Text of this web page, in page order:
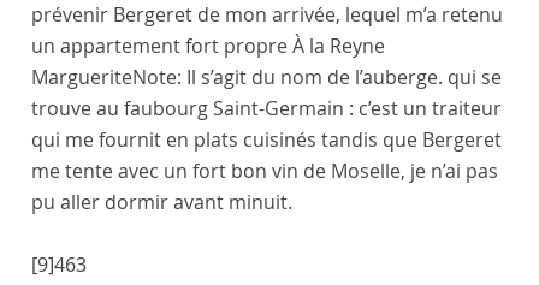
prévenir Bergeret de mon arrivée, lequel m’a retenu
un appartement fort propreÀ la Reyne
MargueriteNote: Il s’agit du nom de l’auberge. qui se
trouve au faubourg Saint-Germain : c’est un traiteur
qui me fournit en plats cuisinés tandis que Bergeret
me tente avec un fort bon vin de Moselle, je n’ai pas
pu aller dormir avant minuit.
[9]463